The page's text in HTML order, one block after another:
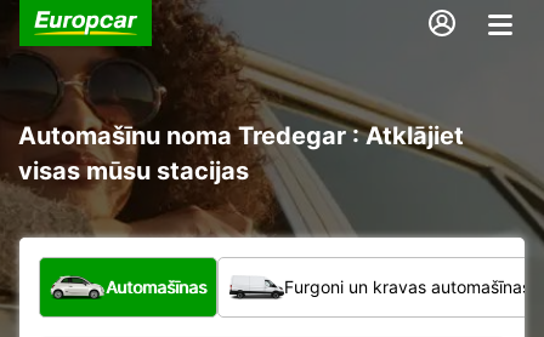
Automašīnu noma Tredegar : Atklājiet
visas mūsu stacijas
Kāda veida transportlīdzeklis?
Automašīnas Furgoni un kravas automašīnas